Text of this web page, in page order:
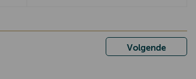
Volgende